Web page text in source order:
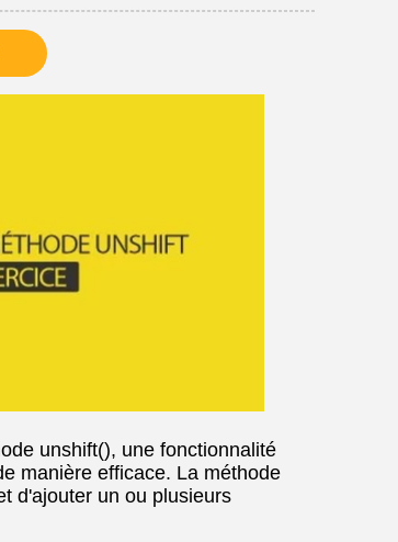
unshift(), une fonctionnalité
manière efficace. La méthode
d'ajouter un ou plusieurs